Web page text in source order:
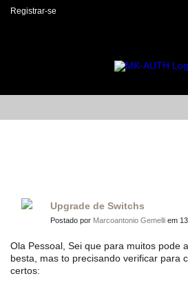
Registrar-se
Upgrade de Switchs
Postado por Marcoantonio Gemelli em
Ola Pessoal, Sei que para muitos pode
besta, mas to precisando verificar para
certos: